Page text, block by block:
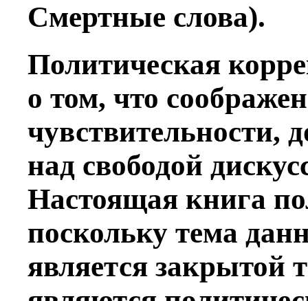
Смертные слова).
Политическая
о том, что
чувствительности,
над свободой
Настоящая книга
поскольку тема
является закрытой